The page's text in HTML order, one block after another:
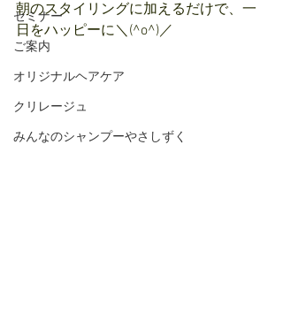
セミナー
ご案内
オリジナルヘアケア
クリレージュ
みんなのシャンプーやさしずく
朝のスタイリングに加えるだけで、一
日をハッピーに＼(^o^)／